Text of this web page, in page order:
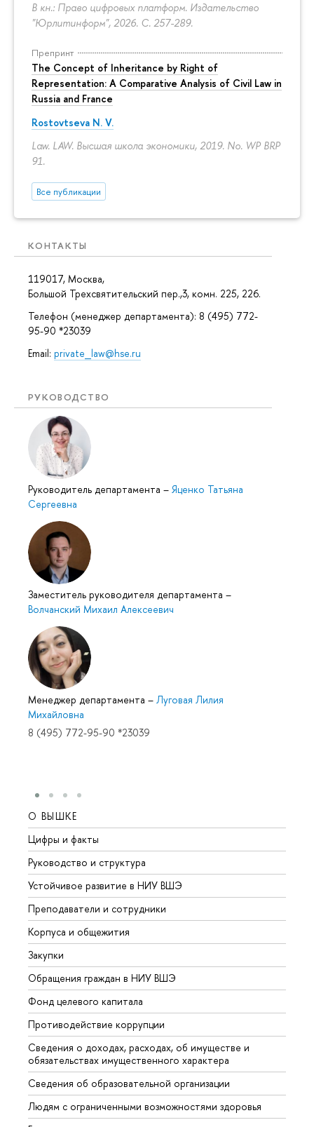
В кн.: Право цифровых платформ. Издательство
"Юрлитинформ", 2026. С. 257-289.
Препринт
The Concept of Inheritance by Right of
Representation: A Comparative Analysis of Civil Law in
Russia and France
Rostovtseva N. V.
Law. LAW. Высшая школа экономики, 2019. No. WP BRP
91.
Все публикации
КОНТАКТЫ
119017, Москва,
Большой Трехсвятительский пер.,3, комн. 225, 226.
Телефон (менеджер департамента): 8 (495) 772-
95-90 *23039
Email: private_law@hse.ru
РУКОВОДСТВО
Руководитель департамента – Яценко Татьяна
Сергеевна
Заместитель руководителя департамента –
Волчанский Михаил Алексеевич
Менеджер департамента – Луговая Лилия
Михайловна
8 (495) 772-95-90 *23039
О ВЫШКЕ
Цифры и факты
Руководство и структура
Устойчивое развитие в НИУ ВШЭ
Преподаватели и сотрудники
Корпуса и общежития
Закупки
Обращения граждан в НИУ ВШЭ
Фонд целевого капитала
Противодействие коррупции
Сведения о доходах, расходах, об имуществе и
обязательствах имущественного характера
Сведения об образовательной организации
Людям с ограниченными возможностями здоровья